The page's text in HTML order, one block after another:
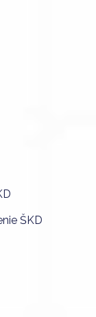
ŠKD